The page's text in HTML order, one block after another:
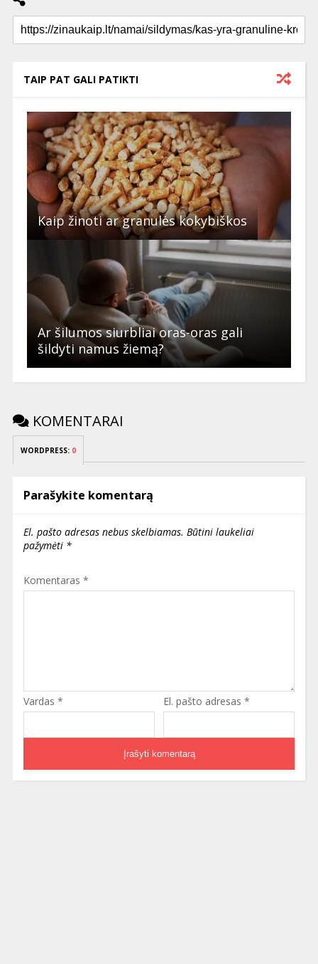
TAIP PAT GALI PATIKTI
Kaip žinoti ar granulės kokybiškos
Ar šilumos siurbliai oras-oras gali
šildyti namus žiemą?
KOMENTARAI
WORDPRESS: 0
Parašykite komentarą
El. pašto adresas nebus skelbiamas. Būtini laukeliai
pažymėti *
Komentaras *
Vardas * El. pašto adresas *